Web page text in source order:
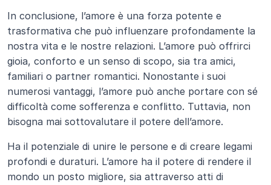
In conclusione, l’amore è una forza potente e
trasformativa che può influenzare profondamente la
nostra vita e le nostre relazioni. L’amore può offrirci
gioia, conforto e un senso di scopo, sia tra amici,
familiari o partner romantici. Nonostante i suoi
numerosi vantaggi, l’amore può anche portare con sé
difficoltà come sofferenza e conflitto. Tuttavia, non
bisogna mai sottovalutare il potere dell’amore.
Ha il potenziale di unire le persone e di creare legami
profondi e duraturi. L’amore ha il potere di rendere il
mondo un posto migliore, sia attraverso atti di